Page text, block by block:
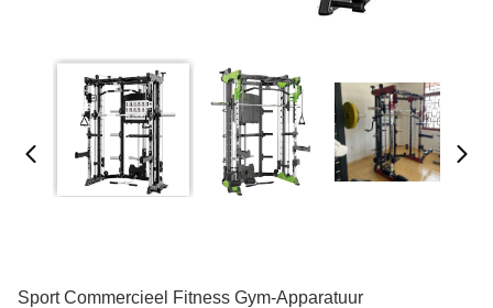
Sport Commercieel Fitness Gym-Apparatuur